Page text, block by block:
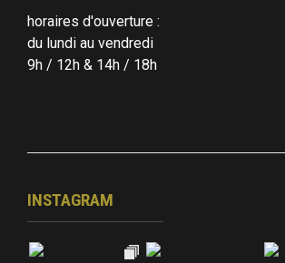
horaires d'ouverture :
du lundi au vendredi
9h / 12h & 14h / 18h
INSTAGRAM